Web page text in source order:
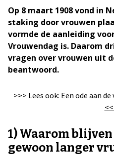
Op 8 maart 1908 vond in
staking door vrouwen
vormde de aanleiding
Vrouwendag is. Daarom
vragen over vrouwen uit
beantwoord.
>>> Lees ook: Een ode aan
1) Waarom
gewoon langer